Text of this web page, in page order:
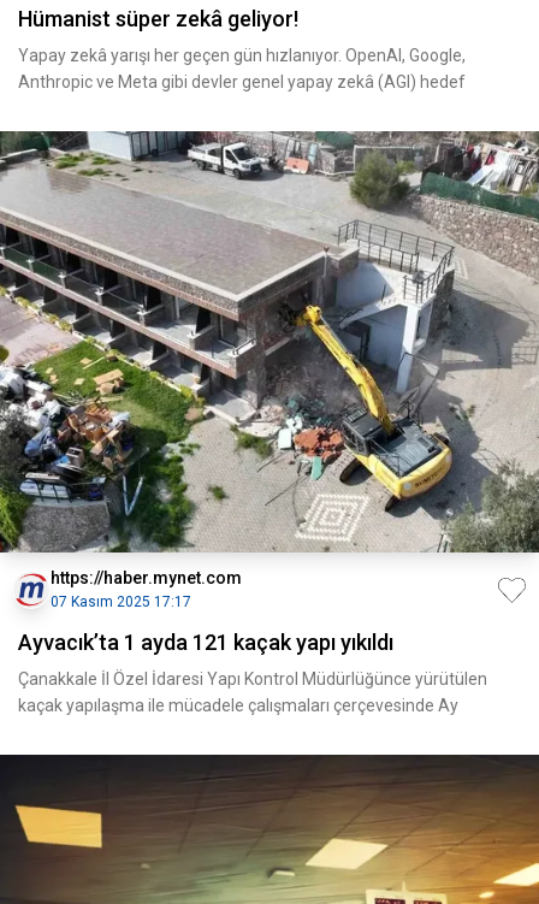
Hümanist süper zekâ geliyor!
Yapay zekâ yarışı her geçen gün hızlanıyor. OpenAI, Google,
Anthropic ve Meta gibi devler genel yapay zekâ (AGI) hedef
https://haber.mynet.com
07 Kasım 2025 17:17
Ayvacık’ta 1 ayda 121 kaçak yapı yıkıldı
Çanakkale İl Özel İdaresi Yapı Kontrol Müdürlüğünce yürütülen
kaçak yapılaşma ile mücadele çalışmaları çerçevesinde Ay